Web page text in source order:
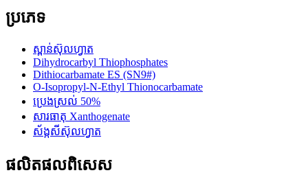
ប្រភេទ
ស្ពាន់ស៊ុលហ្វាត
Dihydrocarbyl Thiophosphates
Dithiocarbamate ES (SN9#)
O-Isopropyl-N-Ethyl Thionocarbamate
ប្រេងស្រល់ 50%
សារធាតុ Xanthogenate
ស័ង្កសីស៊ុលហ្វាត
ផលិតផល​ពិសេស